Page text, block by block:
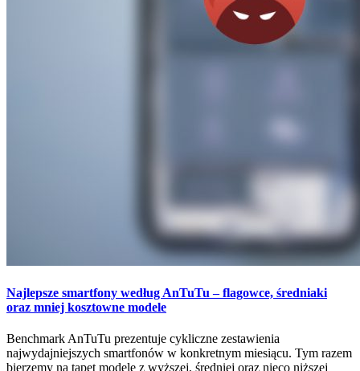
Najlepsze smartfony według AnTuTu – flagowce, średniaki
oraz mniej kosztowne modele
Benchmark AnTuTu prezentuje cykliczne zestawienia
najwydajniejszych smartfonów w konkretnym miesiącu. Tym razem
bierzemy na tapet modele z wyższej, średniej oraz nieco niższej